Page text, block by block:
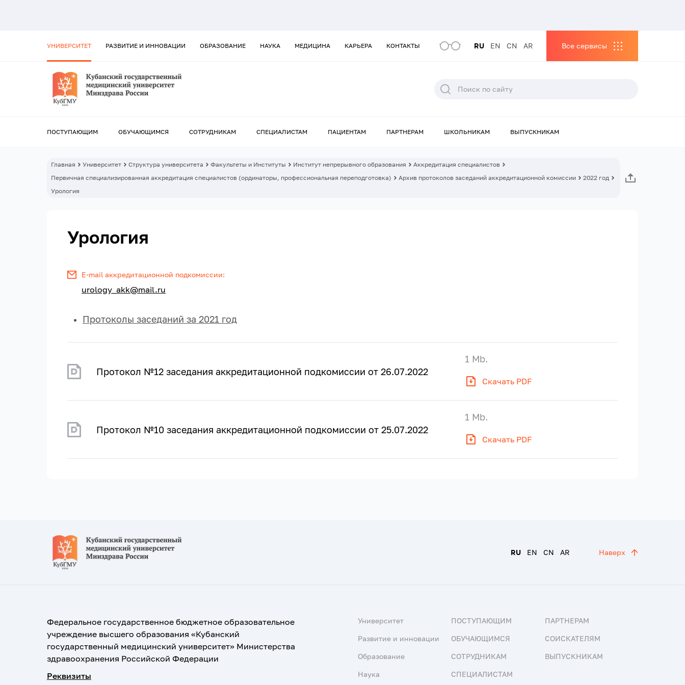
УНИВЕРСИТЕТ РАЗВИТИЕ И ИННОВАЦИИ ОБРАЗОВАНИЕ НАУКА МЕДИЦИНА КАРЬЕРА КОНТАКТЫ RU EN CN AR Все сервисы
ПОСТУПАЮЩИМ ОБУЧАЮЩИМСЯ СОТРУДНИКАМ СПЕЦИАЛИСТАМ ПАЦИЕНТАМ ПАРТНЕРАМ ШКОЛЬНИКАМ ВЫПУСКНИКАМ
Главная Университет Структура университета Факультеты и Институты Институт непрерывного образования
Аккредитация специалистов
Первичная специализированная аккредитация специалистов (ординаторы, профессиональная переподготовка)
Архив протоколов заседаний аккредитационной комиссии
2022 год
Урология
Урология
E-mail аккредитационной подкомиссии:
urology_akk@mail.ru
Протоколы заседаний за 2021 год
Протокол №12 заседания аккредитационной подкомиссии от 26.07.2022
Скачать PDF
1 Mb.
Протокол №10 заседания аккредитационной подкомиссии от 25.07.2022
Скачать PDF
1 Mb.
RU EN CN AR Наверх
Федеральное государственное бюджетное образовательное
учреждение высшего образования «Кубанский
государственный медицинский университет» Министерства
здравоохранения Российской Федерации
Реквизиты
Университет
Развитие и инновации
Образование
Наука
ПОСТУПАЮЩИМ
ОБУЧАЮЩИМСЯ
СОТРУДНИКАМ
СПЕЦИАЛИСТАМ
ПАРТНЕРАМ
СОИСКАТЕЛЯМ
ВЫПУСКНИКАМ